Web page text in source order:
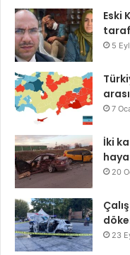
Eski
5
7
İki
20
23